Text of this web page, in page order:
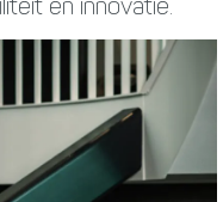
en innovatie.